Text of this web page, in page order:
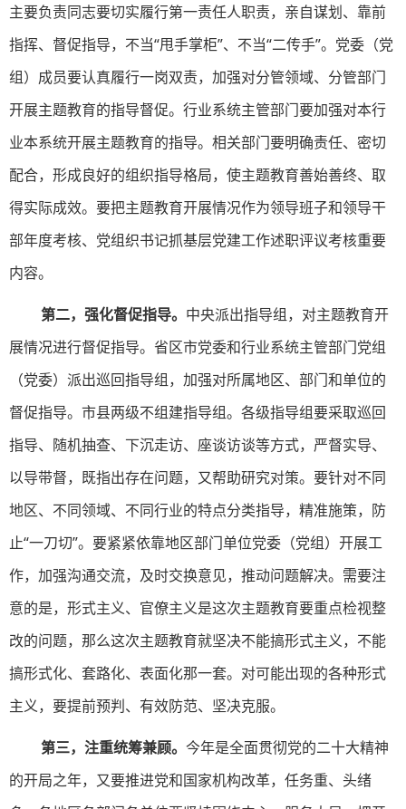
主要负责同志要切实履行第一责任人职责，亲自谋划、靠前
指挥、督促指导，不当“甩手掌柜”、不当“二传手”。党委（党
组）成员要认真履行一岗双责，加强对分管领域、分管部门
开展主题教育的指导督促。行业系统主管部门要加强对本行
业本系统开展主题教育的指导。相关部门要明确责任、密切
配合，形成良好的组织指导格局，使主题教育善始善终、取
得实际成效。要把主题教育开展情况作为领导班子和领导干
部年度考核、党组织书记抓基层党建工作述职评议考核重要
内容。
第二，强化督促指导。 中央派出指导组，对主题教育开
展情况进行督促指导。省区市党委和行业系统主管部门党组
（党委）派出巡回指导组，加强对所属地区、部门和单位的
督促指导。市县两级不组建指导组。各级指导组要采取巡回
指导、随机抽查、下沉走访、座谈访谈等方式，严督实导、
以导带督，既指出存在问题，又帮助研究对策。要针对不同
地区、不同领域、不同行业的特点分类指导，精准施策，防
止“一刀切”。要紧紧依靠地区部门单位党委（党组）开展工
作，加强沟通交流，及时交换意见，推动问题解决。需要注
意的是，形式主义、官僚主义是这次主题教育要重点检视整
改的问题，那么这次主题教育就坚决不能搞形式主义，不能
搞形式化、套路化、表面化那一套。对可能出现的各种形式
主义，要提前预判、有效防范、坚决克服。
第三，注重统筹兼顾。 今年是全面贯彻党的二十大精神
的开局之年，又要推进党和国家机构改革，任务重、头绪